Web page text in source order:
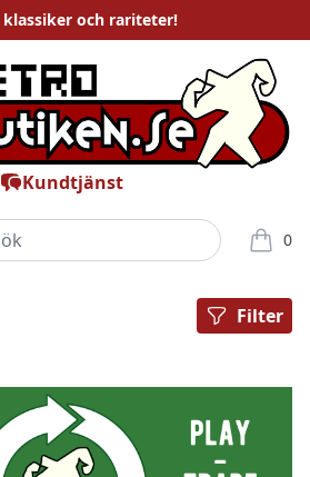
klassiker och rariteter!
Kundtjänst
0
varor i
Filter